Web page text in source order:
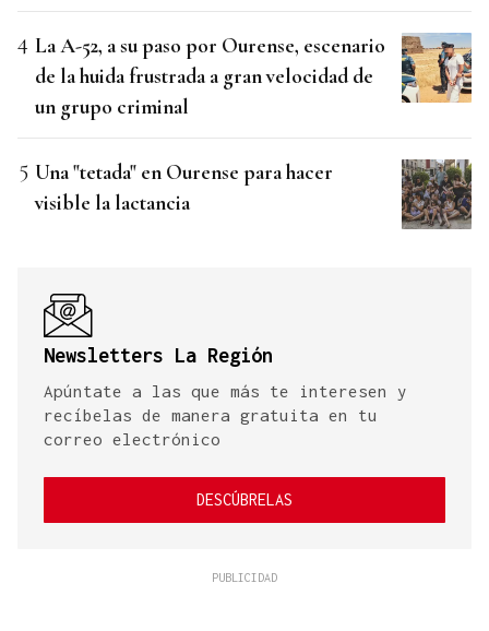
La A-52, a su paso por Ourense, escenario
de la huida frustrada a gran velocidad de
un grupo criminal
Una "tetada" en Ourense para hacer
visible la lactancia
Newsletters La Región
Apúntate a las que más te interesen y
recíbelas de manera gratuita en tu
correo electrónico
DESCÚBRELAS